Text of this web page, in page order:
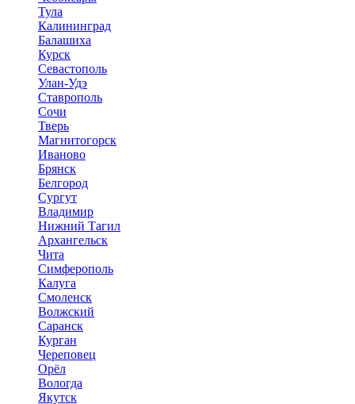
Тула
Калининград
Балашиха
Курск
Севастополь
Улан-Удэ
Ставрополь
Сочи
Тверь
Магнитогорск
Иваново
Брянск
Белгород
Сургут
Владимир
Нижний Тагил
Архангельск
Чита
Симферополь
Калуга
Смоленск
Волжский
Саранск
Курган
Череповец
Орёл
Вологда
Якутск